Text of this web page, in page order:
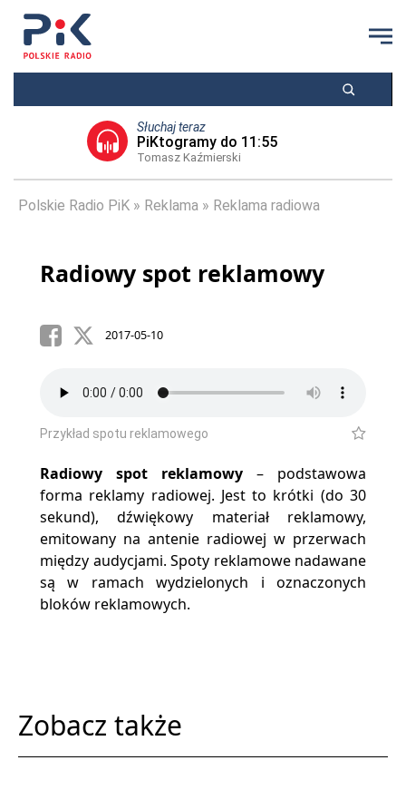
Słuchaj teraz
PiKtogramy do 11:55
Tomasz Kaźmierski
Polskie Radio PiK Reklama Reklama radiowa
Radiowy spot reklamowy
2017-05-10
Przykład spotu reklamowego
Radiowy spot reklamowy – podstawowa
forma reklamy radiowej. Jest to krótki (do 30
sekund), dźwiękowy materiał reklamowy,
emitowany na antenie radiowej w przerwach
między audycjami. Spoty reklamowe nadawane
są w ramach wydzielonych i oznaczonych
bloków reklamowych.
Zobacz także